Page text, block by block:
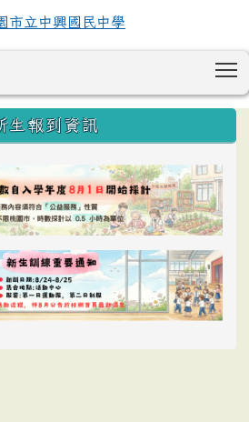
生報到資訊